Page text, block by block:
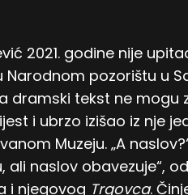
2021. godine nije
pozorištu u
dramski tekst ne mogu
i ubrzo izišao iz nje
Muzeju. „A
ali naslov obavezuje“,
i njegovog Trgovca.